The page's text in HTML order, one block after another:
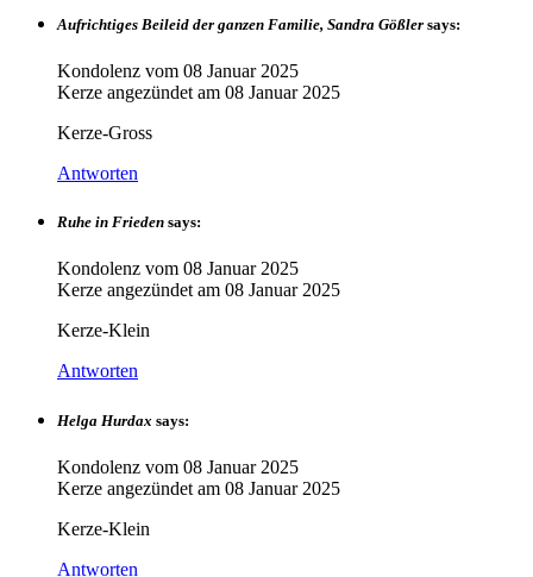
Aufrichtiges Beileid der ganzen Familie, Sandra Gößler says:
Kondolenz vom 08 Januar 2025
Kerze angezündet am 08 Januar 2025
Kerze-Gross
Antworten
Ruhe in Frieden says:
Kondolenz vom 08 Januar 2025
Kerze angezündet am 08 Januar 2025
Kerze-Klein
Antworten
Helga Hurdax says:
Kondolenz vom 08 Januar 2025
Kerze angezündet am 08 Januar 2025
Kerze-Klein
Antworten